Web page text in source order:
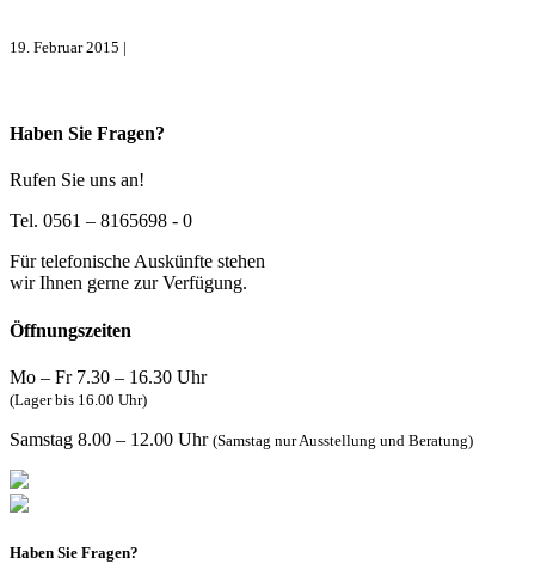
19. Februar 2015 |
Haben Sie Fragen?
Rufen Sie uns an!
Tel. 0561 – 8165698 - 0
Für telefonische Auskünfte stehen
wir Ihnen gerne zur Verfügung.
Öffnungszeiten
Mo – Fr 7.30 – 16.30 Uhr
(Lager bis 16.00 Uhr)
Samstag 8.00 – 12.00 Uhr (Samstag nur Ausstellung und Beratung)
Haben Sie Fragen?